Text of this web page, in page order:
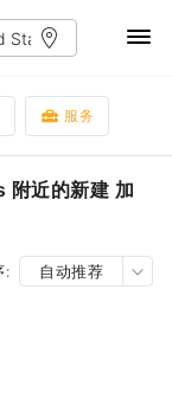
服务
近的新建 加
: 自动推荐